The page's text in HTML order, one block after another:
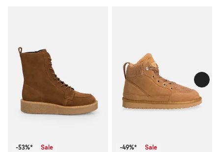
-53%* Sale -49%* Sale